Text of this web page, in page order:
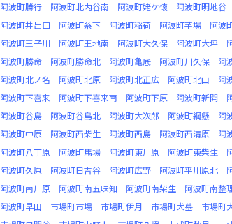
阿波町勝行
阿波町北内谷南 阿波町姥ケ懐 阿波町明地谷
阿波町井出口
阿波町糸下 阿波町稲荷 阿波町芋場 阿波
阿波町王子川
阿波町王地南 阿波町大久保 阿波町大坪
阿波町勝命
阿波町勝命北 阿波町亀底 阿波町川久保 阿
阿波町北ノ名
阿波町北原 阿波町北正広 阿波町北山 阿
阿波町下喜来
阿波町下喜来南 阿波町下原 阿波町新開
阿波町谷島
阿波町谷島北 阿波町大次郎 阿波町綱懸 阿
阿波町中原
阿波町西柴生 阿波町西島 阿波町西清原 阿
阿波町八丁原
阿波町馬場 阿波町東川原 阿波町東柴生
阿波町久原
阿波町日吉谷 阿波町広野 阿波町平川原北
阿波町南川原
阿波町南五味知 阿波町南柴生 阿波町南整
阿波町早田
市場町市場 市場町伊月 市場町犬墓 市場町